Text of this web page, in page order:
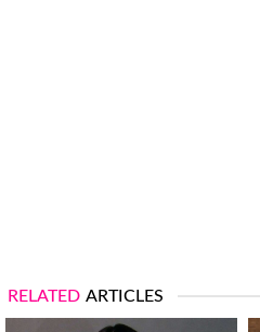
RELATED ARTICLES